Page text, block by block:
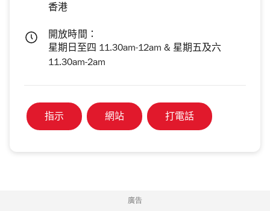
香港
開放時間：
星期日至四 11.30am-12am & 星期五及六
11.30am-2am
指示 網站 打電話
廣告